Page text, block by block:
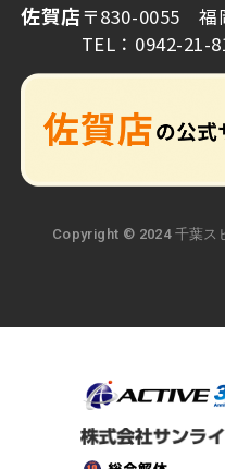
佐賀店〒830-0055 福
TEL：0942-21-
Copyright © 2024 千葉ス